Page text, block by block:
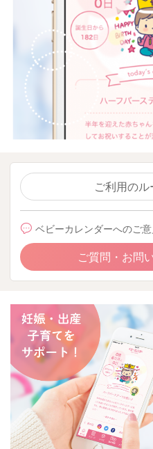
ご利用の
ベビーカレンダーへのご
ご質問・お問